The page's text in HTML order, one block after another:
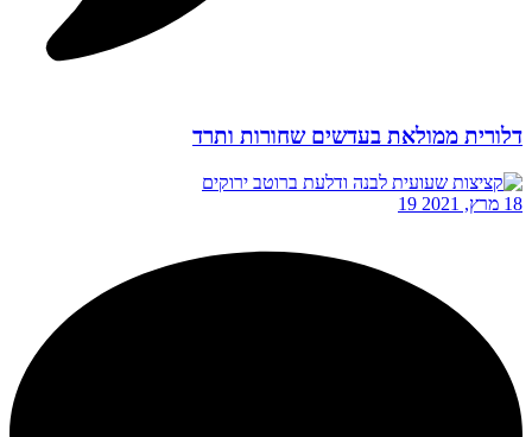
דלורית ממולאת בעדשים שחורות ותרד
18 מרץ, 2021 19